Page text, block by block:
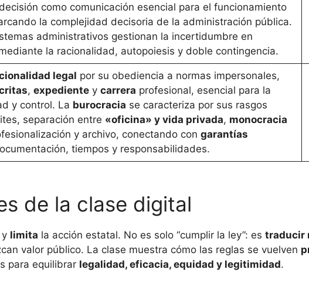
como comunicación esencial para el funcionamiento
la complejidad decisoria de la administración pública.
administrativos gestionan la incertidumbre en
la racionalidad, autopoiesis y doble contingencia.
legal por su obediencia a normas impersonales,
, expedientey carrera profesional, esencial para la
y control. La burocracia se caracteriza por sus rasgos
separación entre «oficina» y vida privada, monocracia
y archivo, conectando con garantías
tiempos y responsabilidades.
de la clase digital
y limita la acción estatal. No es solo “cumplir la ley”: es traducir
valor público. La clase muestra cómo las reglas se vuelven
para equilibrar legalidad, eficacia, equidad y legitimidad.